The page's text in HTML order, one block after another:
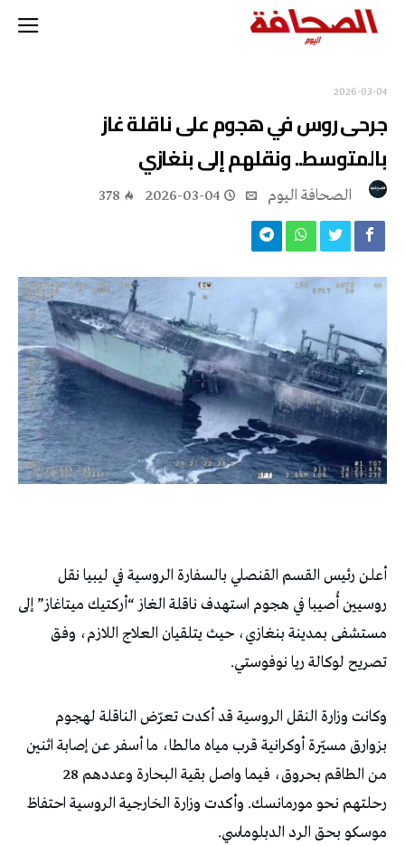
2026-03-04
جرحى روس في هجوم على ناقلة غاز
بالمتوسط.. ونقلهم إلى بنغازي
2026-03-04
378
أعلن رئيس القسم القنصلي بالسفارة الروسية في ليبيا نقل
روسيين أُصيبا في هجوم استهدف ناقلة الغاز “أركتيك ميتاغاز” إلى
مستشفى بمدينة بنغازي، حيث يتلقيان العلاج اللازم، وفق
تصريح لوكالة ريا نوفوستي.
وكانت وزارة النقل الروسية قد أكدت تعرّض الناقلة لهجوم
بزوارق مسيّرة أوكرانية قرب مياه مالطا، ما أسفر عن إصابة اثنين
من الطاقم بحروق، فيما واصل بقية البحارة وعددهم 28
رحلتهم نحو مورمانسك. وأكدت وزارة الخارجية الروسية احتفاظ
موسكو بحق الرد الدبلوماسي.